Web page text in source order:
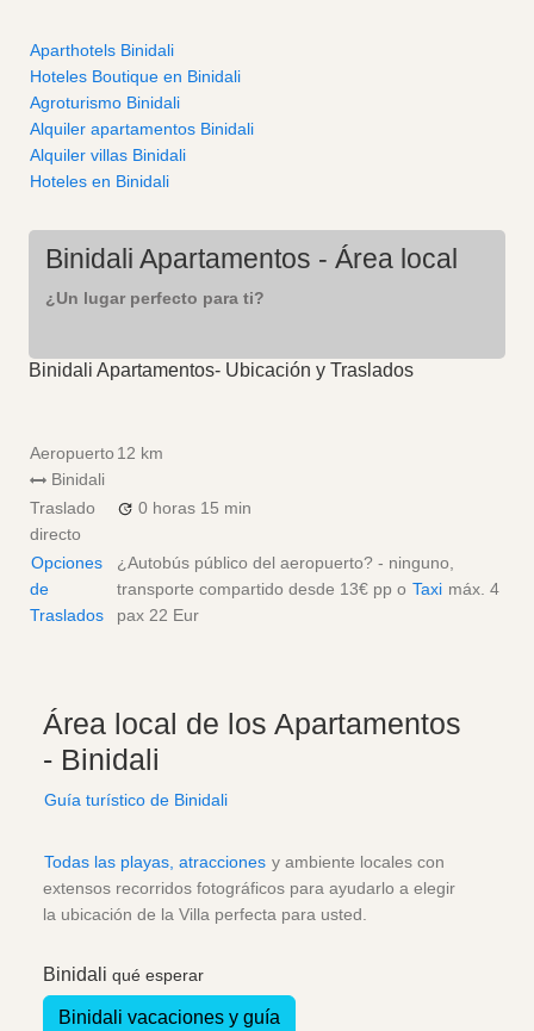
Aparthotels Binidali
Hoteles Boutique en Binidali
Agroturismo Binidali
Alquiler apartamentos Binidali
Alquiler villas Binidali
Hoteles en Binidali
Binidali Apartamentos - Área local
¿Un lugar perfecto para ti?
Binidali Apartamentos- Ubicación y Traslados
Aeropuerto
Binidali
12 km
Traslado
directo
0 horas 15 min
Opciones
de
Traslados
¿Autobús público del aeropuerto? - ninguno,
transporte compartido desde 13€ pp o Taxi máx. 4
pax 22 Eur
Área local de los Apartamentos
- Binidali
Guía turístico de Binidali
Todas las playas, atracciones y ambiente locales con
extensos recorridos fotográficos para ayudarlo a elegir
la ubicación de la Villa perfecta para usted.
Binidali qué esperar
Binidali vacaciones y guía